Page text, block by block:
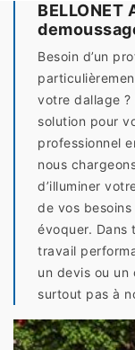
Besoin d’un
votre dallage ?
solution pour
professionnel
nous
d’illuminer
de vos
évoquer. Dans
travail
un devis ou un
surtout pas à